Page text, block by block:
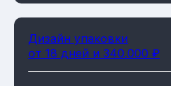
Дизайн упаковки
от 18 дней и 340.000 ₽